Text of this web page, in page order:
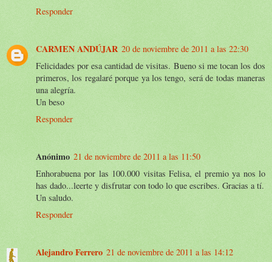
Responder
CARMEN ANDÚJAR 20 de noviembre de 2011 a las 22:30
Felicidades por esa cantidad de visitas. Bueno si me tocan los dos
primeros, los regalaré porque ya los tengo, será de todas maneras
una alegría.
Un beso
Responder
Anónimo 21 de noviembre de 2011 a las 11:50
Enhorabuena por las 100.000 visitas Felisa, el premio ya nos lo
has dado...leerte y disfrutar con todo lo que escribes. Gracias a tí.
Un saludo.
Responder
Alejandro Ferrero 21 de noviembre de 2011 a las 14:12